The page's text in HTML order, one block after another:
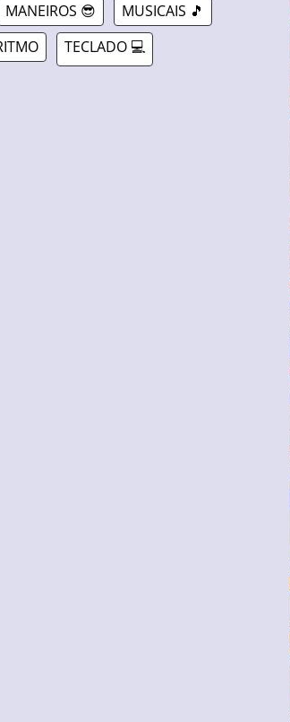
MANEIROS 😎
MUSICAIS 🎵
TECLADO 💻